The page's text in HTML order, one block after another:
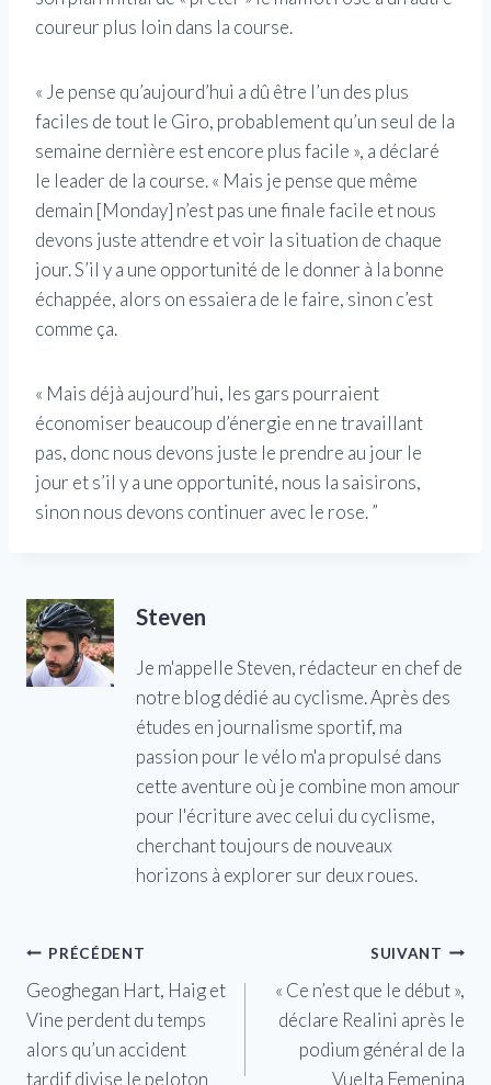
coureur plus loin dans la course.
« Je pense qu’aujourd’hui a dû être l’un des plus
faciles de tout le Giro, probablement qu’un seul de la
semaine dernière est encore plus facile », a déclaré
le leader de la course. « Mais je pense que même
demain [Monday] n’est pas une finale facile et nous
devons juste attendre et voir la situation de chaque
jour. S’il y a une opportunité de le donner à la bonne
échappée, alors on essaiera de le faire, sinon c’est
comme ça.
« Mais déjà aujourd’hui, les gars pourraient
économiser beaucoup d’énergie en ne travaillant
pas, donc nous devons juste le prendre au jour le
jour et s’il y a une opportunité, nous la saisirons,
sinon nous devons continuer avec le rose. ”
Steven
Je m'appelle Steven, rédacteur en chef de
notre blog dédié au cyclisme. Après des
études en journalisme sportif, ma
passion pour le vélo m'a propulsé dans
cette aventure où je combine mon amour
pour l'écriture avec celui du cyclisme,
cherchant toujours de nouveaux
horizons à explorer sur deux roues.
Navigation
de
l’article
PRÉCÉDENT
Geoghegan Hart, Haig et
Vine perdent du temps
alors qu’un accident
tardif divise le peloton
SUIVANT
« Ce n’est que le début »,
déclare Realini après le
podium général de la
Vuelta Femenina